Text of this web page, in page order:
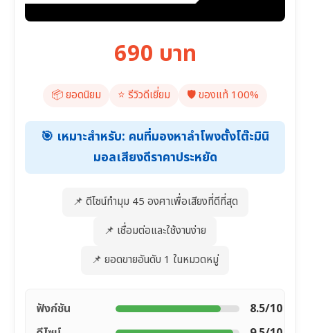
690 บาท
📦 ยอดนิยม ⭐️ รีวิวดีเยี่ยม 🛡️ ของแท้ 100%
🎯 เหมาะสำหรับ: คนที่มองหาลำโพงตั้งโต๊ะมินิ
มอลเสียงดีราคาประหยัด
📌 ดีไซน์ทำมุม 45 องศาเพื่อเสียงที่ดีที่สุด
📌 เชื่อมต่อและใช้งานง่าย
📌 ยอดขายอันดับ 1 ในหมวดหมู่
ฟังก์ชัน
8.5/10